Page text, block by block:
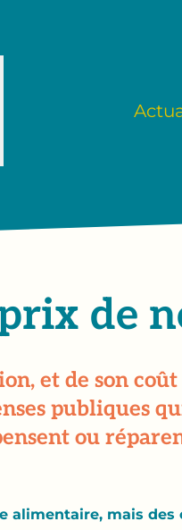
de
et de son
publiques
ou
alimentaire, mais des